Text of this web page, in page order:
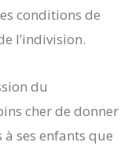
conditions de
l’indivision.
du
cher de donner
ses enfants que